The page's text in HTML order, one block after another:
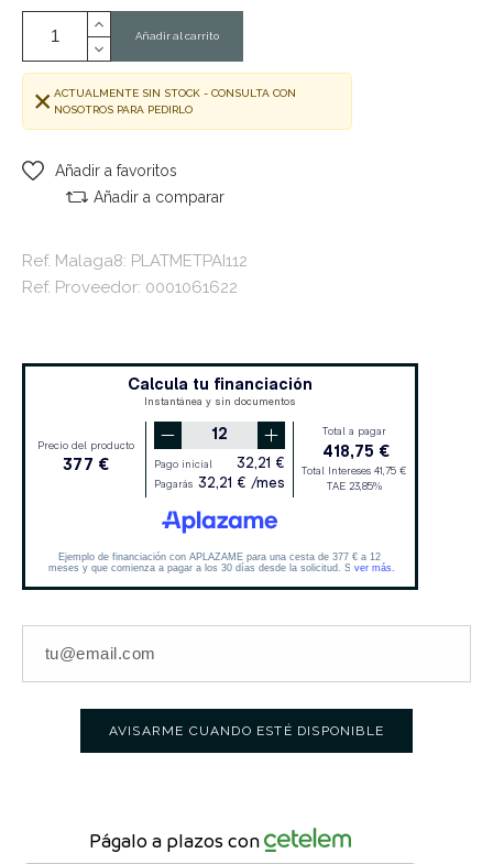
Añadir al carrito
ACTUALMENTE SIN STOCK - CONSULTA CON
NOSOTROS PARA PEDIRLO
Añadir a favoritos
Añadir a comparar
Ref. Malaga8: PLATMETPAI112
Ref. Proveedor: 0001061622
AVISARME CUANDO ESTÉ DISPONIBLE
Págalo a plazos con